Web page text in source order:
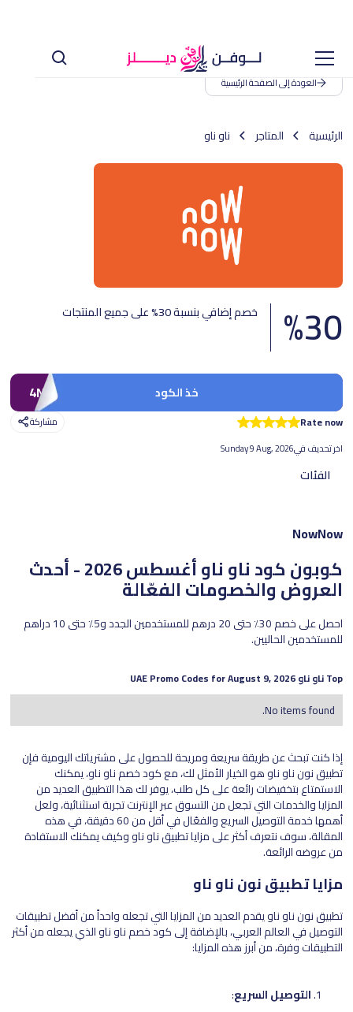
العودة إلى الصفحة الرئيسية
الرئيسية المتاجر ناو ناو
30
% خصم إضافي بنسبة 30% على جميع المنتجات
4NP خذ الكود
Rate now
مشاركة
اخر تحديف فيSunday 9 Aug, 2026
الفئات
NowNow
كوبون كود ناو ناو أغسطس 2026 - أحدث
العروض والخصومات الفعّالة
احصل على خصم 30٪ حتى 20 درهم للمستخدمين الجدد و5٪ حتى 10 دراهم
للمستخدمين الحاليين.
Topناو ناوUAE Promo Codes for
August 9, 2026
No items found.
إذا كنت تبحث عن طريقة سريعة ومريحة للحصول على مشترياتك اليومية فإن
تطبيق نون ناو ناو هو الخيار الأمثل لك، مع كود خصم ناو ناو، يمكنك
الاستمتاع بتخفيضات رائعة على كل طلب، يوفر لك هذا التطبيق العديد من
المزايا والخدمات التي تجعل من التسوق عبر الإنترنت تجربة استثنائية، ولعل
أهمها خدمة التوصيل السريع والفعّال في أقل من 60 دقيقة، في هذه
المقالة، سوف نتعرف أكثر على مزايا تطبيق ناو ناو وكيف يمكنك الاستفادة
من عروضه الرائعة.
مزايا تطبيق نون ناو ناو
تطبيق نون ناو ناو يقدم العديد من المزايا التي تجعله واحداً من أفضل تطبيقات
التوصيل في العالم العربي، بالإضافة إلى كود خصم ناو ناو الذي يجعله من أكثر
التطبيقات وفرة، من أبرز هذه المزايا:
التوصيل السريع: